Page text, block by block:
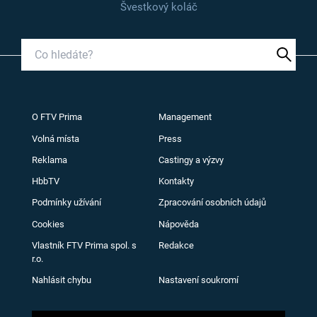
Švestkový koláč
O FTV Prima Management
Volná místa Press
Reklama Castingy a výzvy
HbbTV Kontakty
Podmínky užívání Zpracování osobních údajů
Cookies Nápověda
Vlastník FTV Prima spol. s
r.o.
Redakce
Nahlásit chybu Nastavení soukromí